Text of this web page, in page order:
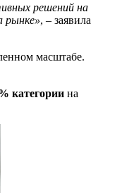
решений на
рынке», – заявила
масштабе.
категории на